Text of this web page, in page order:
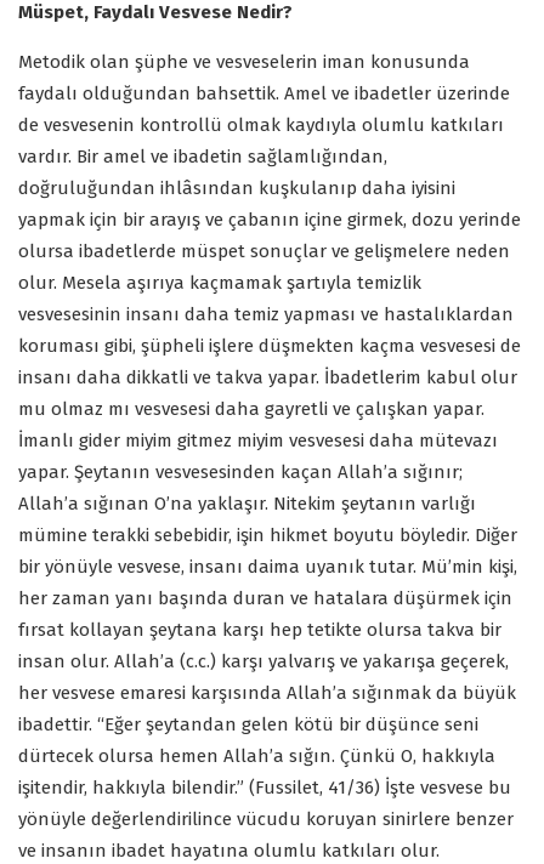
Müspet, Faydalı Vesvese Nedir?
Metodik olan şüphe ve vesveselerin iman konusunda
faydalı olduğundan bahsettik. Amel ve ibadetler üzerinde
de vesvesenin kontrollü olmak kaydıyla olumlu katkıları
vardır. Bir amel ve ibadetin sağlamlığından,
doğruluğundan ihlâsından kuşkulanıp daha iyisini
yapmak için bir arayış ve çabanın içine girmek, dozu yerinde
olursa ibadetlerde müspet sonuçlar ve gelişmelere neden
olur. Mesela aşırıya kaçmamak şartıyla temizlik
vesvesesinin insanı daha temiz yapması ve hastalıklardan
koruması gibi, şüpheli işlere düşmekten kaçma vesvesesi de
insanı daha dikkatli ve takva yapar. İbadetlerim kabul olur
mu olmaz mı vesvesesi daha gayretli ve çalışkan yapar.
İmanlı gider miyim gitmez miyim vesvesesi daha mütevazı
yapar. Şeytanın vesvesesinden kaçan Allah’a sığınır;
Allah’a sığınan O’na yaklaşır. Nitekim şeytanın varlığı
mümine terakki sebebidir, işin hikmet boyutu böyledir. Diğer
bir yönüyle vesvese, insanı daima uyanık tutar. Mü’min kişi,
her zaman yanı başında duran ve hatalara düşürmek için
fırsat kollayan şeytana karşı hep tetikte olursa takva bir
insan olur. Allah’a (c.c.) karşı yalvarış ve yakarışa geçerek,
her vesvese emaresi karşısında Allah’a sığınmak da büyük
ibadettir. “Eğer şeytandan gelen kötü bir düşünce seni
dürtecek olursa hemen Allah’a sığın. Çünkü O, hakkıyla
işitendir, hakkıyla bilendir.” (Fussilet, 41/36) İşte vesvese bu
yönüyle değerlendirilince vücudu koruyan sinirlere benzer
ve insanın ibadet hayatına olumlu katkıları olur.